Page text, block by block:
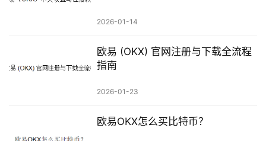
2026-01-14
欧易 (OKX) 官网注册与下载全流程
指南
2026-01-23
欧易OKX怎么买比特币？